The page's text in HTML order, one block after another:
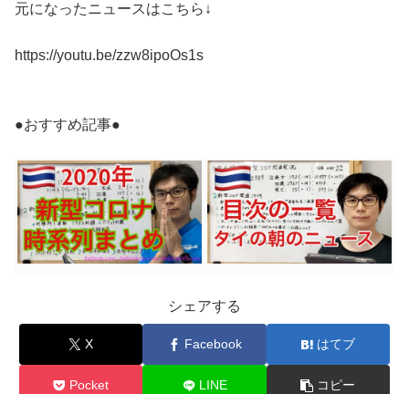
元になったニュースはこちら↓
https://youtu.be/zzw8ipoOs1s
●おすすめ記事●
シェアする
X Facebook はてブ
Pocket LINE コピー